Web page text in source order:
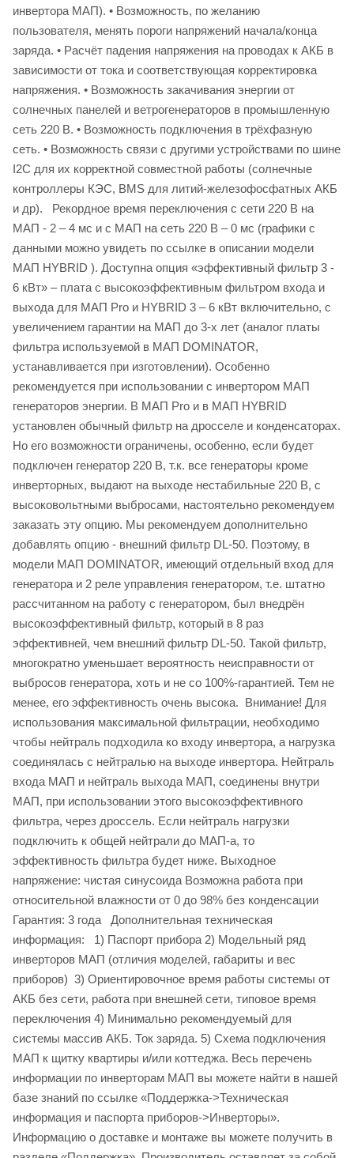
инвертора МАП). • Возможность, по желанию
пользователя, менять пороги напряжений начала/конца
заряда. • Расчёт падения напряжения на проводах к АКБ в
зависимости от тока и соответствующая корректировка
напряжения. • Возможность закачивания энергии от
солнечных панелей и ветрогенераторов в промышленную
сеть 220 В. • Возможность подключения в трёхфазную
сеть. • Возможность связи с другими устройствами по шине
I2C для их корректной совместной работы (солнечные
контроллеры КЭС, BMS для литий-железофосфатных АКБ
и др). Рекордное время переключения с сети 220 В на
МАП - 2 – 4 мс и с МАП на сеть 220 В – 0 мс (графики с
данными можно увидеть по ссылке в описании модели
МАП HYBRID ). Доступна опция «эффективный фильтр 3 -
6 кВт» – плата с высокоэффективным фильтром входа и
выхода для МАП Pro и HYBRID 3 – 6 кВт включительно, с
увеличением гарантии на МАП до 3-х лет (аналог платы
фильтра используемой в МАП DOMINATOR,
устанавливается при изготовлении). Особенно
рекомендуется при использовании с инвертором МАП
генераторов энергии. В МАП Pro и в МАП HYBRID
установлен обычный фильтр на дросселе и конденсаторах.
Но его возможности ограничены, особенно, если будет
подключен генератор 220 В, т.к. все генераторы кроме
инверторных, выдают на выходе нестабильные 220 В, с
высоковольтными выбросами, настоятельно рекомендуем
заказать эту опцию. Мы рекомендуем дополнительно
добавлять опцию - внешний фильтр DL-50. Поэтому, в
модели МАП DOMINATOR, имеющий отдельный вход для
генератора и 2 реле управления генератором, т.е. штатно
рассчитанном на работу с генератором, был внедрён
высокоэффективный фильтр, который в 8 раз
эффективней, чем внешний фильтр DL-50. Такой фильтр,
многократно уменьшает вероятность неисправности от
выбросов генератора, хоть и не со 100%-гарантией. Тем не
менее, его эффективность очень высока. Внимание! Для
использования максимальной фильтрации, необходимо
чтобы нейтраль подходила ко входу инвертора, а нагрузка
соединялась с нейтралью на выходе инвертора. Нейтраль
входа МАП и нейтраль выхода МАП, соединены внутри
МАП, при использовании этого высокоэффективного
фильтра, через дроссель. Если нейтраль нагрузки
подключить к общей нейтрали до МАП-а, то
эффективность фильтра будет ниже. Выходное
напряжение: чистая синусоида Возможна работа при
относительной влажности от 0 до 98% без конденсации
Гарантия: 3 года Дополнительная техническая
информация: 1) Паспорт прибора 2) Модельный ряд
инверторов МАП (отличия моделей, габариты и вес
приборов) 3) Ориентировочное время работы системы от
АКБ без сети, работа при внешней сети, типовое время
переключения 4) Минимально рекомендуемый для
системы массив АКБ. Ток заряда. 5) Схема подключения
МАП к щитку квартиры и/или коттеджа. Весь перечень
информации по инверторам МАП вы можете найти в нашей
базе знаний по ссылке «Поддержка->Техническая
информация и паспорта приборов->Инверторы».
Информацию о доставке и монтаже вы можете получить в